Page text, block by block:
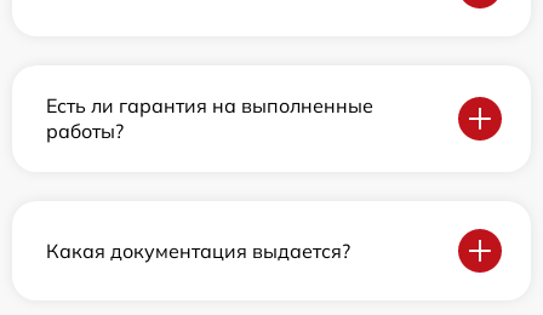
Есть ли гарантия на выполненные
работы?
Какая документация выдается?